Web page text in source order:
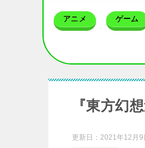
アニメ ゲーム
『東方幻
更新日： 2021年12月9